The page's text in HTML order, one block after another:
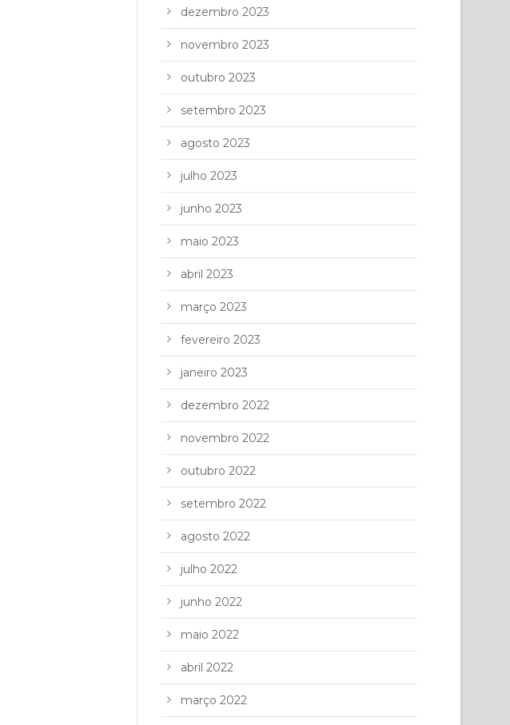
dezembro 2023
novembro 2023
outubro 2023
setembro 2023
agosto 2023
julho 2023
junho 2023
maio 2023
abril 2023
março 2023
fevereiro 2023
janeiro 2023
dezembro 2022
novembro 2022
outubro 2022
setembro 2022
agosto 2022
julho 2022
junho 2022
maio 2022
abril 2022
março 2022